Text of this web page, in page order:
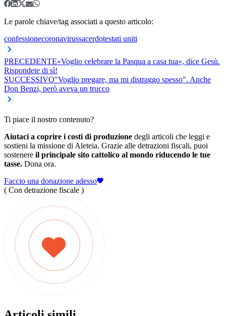
Le parole chiave/tag associati a questo articolo:
confessionecoronavirussacerdotestati uniti
PRECEDENTE«Voglio celebrare la Pasqua a casa tua», dice Gesù.
Rispondete di sì!
SUCCESSIVO"Voglio pregare, ma mi distraggo spesso". Anche
Don Benzi, però aveva un trucco
Ti piace il nostro contenuto?
Aiutaci a coprire i costi di produzione degli articoli che leggi e
sostieni la missione di Aleteia. Grazie alle detrazioni fiscali, puoi
sostenere il principale sito cattolico al mondo riducendo le tue
tasse. Dona ora.
Faccio una donazione adesso
( Con detrazione fiscale )